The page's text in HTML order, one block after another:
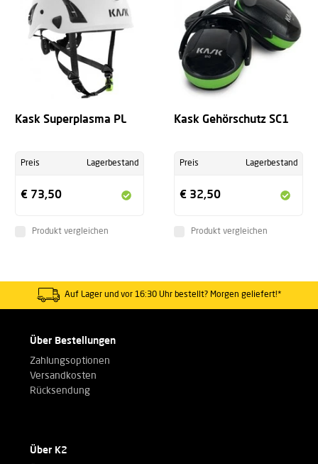
Kask Superplasma PL
Preis Lagerbestand
€ 73,50
Produkt vergleichen
Kask Gehörschutz SC1
Preis Lagerbestand
€ 32,50
Produkt vergleichen
Auf Lager und vor 16:30 Uhr bestellt? Morgen geliefert!*
Über Bestellungen
Zahlungsoptionen
Versandkosten
Rücksendung
Über K2